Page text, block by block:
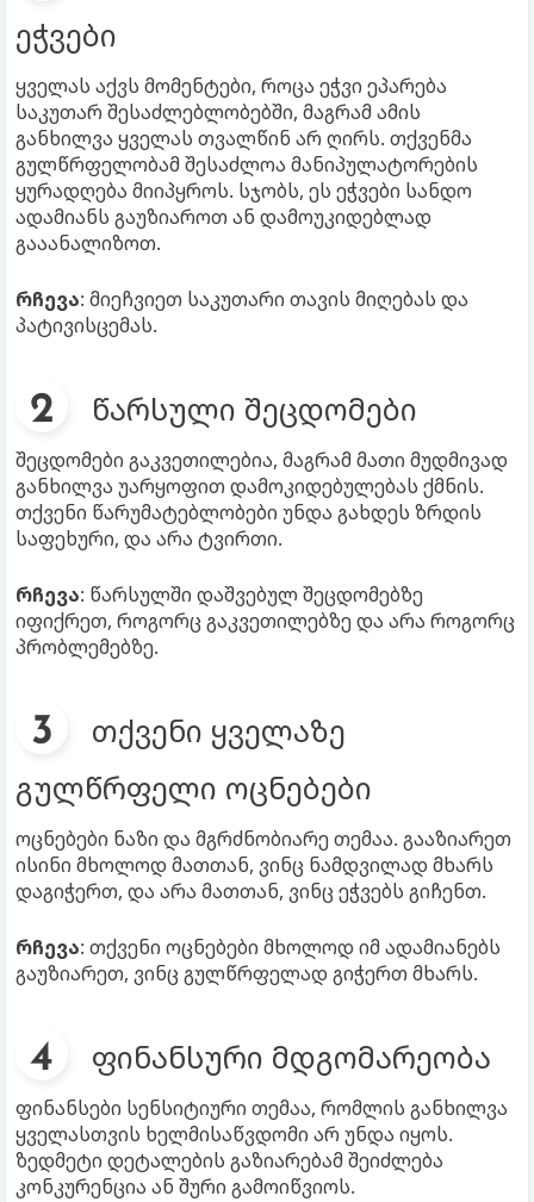
ეჭვები
ყველას აქვს მომენტები, როცა ეჭვი ეპარება
საკუთარ შესაძლებლობებში, მაგრამ ამის
განხილვა ყველას თვალწინ არ ღირს. თქვენმა
გულწრფელობამ შესაძლოა მანიპულატორების
ყურადღება მიიპყროს. სჯობს, ეს ეჭვები სანდო
ადამიანს გაუზიაროთ ან დამოუკიდებლად
გააანალიზოთ.
რჩევა: მიეჩვიეთ საკუთარი თავის მიღებას და
პატივისცემას.
წარსული შეცდომები
შეცდომები გაკვეთილებია, მაგრამ მათი მუდმივად
განხილვა უარყოფით დამოკიდებულებას ქმნის.
თქვენი წარუმატებლობები უნდა გახდეს ზრდის
საფეხური, და არა ტვირთი.
რჩევა: წარსულში დაშვებულ შეცდომებზე
იფიქრეთ, როგორც გაკვეთილებზე და არა როგორც
პრობლემებზე.
თქვენი ყველაზე
გულწრფელი ოცნებები
ოცნებები ნაზი და მგრძნობიარე თემაა. გააზიარეთ
ისინი მხოლოდ მათთან, ვინც ნამდვილად მხარს
დაგიჭერთ, და არა მათთან, ვინც ეჭვებს გიჩენთ.
რჩევა: თქვენი ოცნებები მხოლოდ იმ ადამიანებს
გაუზიარეთ, ვინც გულწრფელად გიჭერთ მხარს.
ფინანსური მდგომარეობა
ფინანსები სენსიტიური თემაა, რომლის განხილვა
ყველასთვის ხელმისაწვდომი არ უნდა იყოს.
ზედმეტი დეტალების გაზიარებამ შეიძლება
კონკურენცია ან შური გამოიწვიოს.